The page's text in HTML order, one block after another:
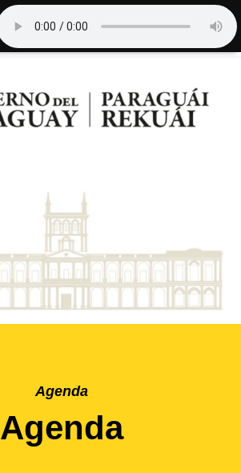
Agenda
Agenda